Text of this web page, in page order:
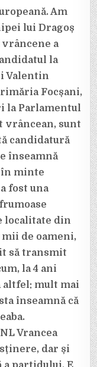
Am
lui Dragoș
a
la
Valentin
Focșani,
la Parlamentul
vrâncean, sunt
candidatură
înseamnă
în minte
fost una
localitate din
mii de oameni,
să transmit
la 4 ani
altfel: mult mai
înseamnă că
Vrancea
dar și